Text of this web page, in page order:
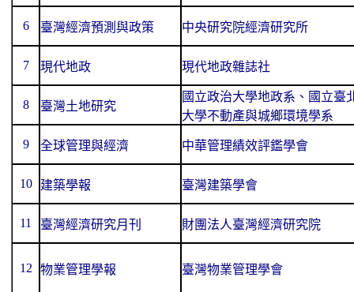
6 臺灣經濟預測與政策 中央研究院經濟研究所
7 現代地政 現代地政雜誌社
8 臺灣土地研究
國立政治大學地政系、國立臺
大學不動產與城鄉環境學系
9 全球管理與經濟 中華管理績效評鑑學會
10 建築學報 臺灣建築學會
11 臺灣經濟研究月刊 財團法人臺灣經濟研究院
12 物業管理學報 臺灣物業管理學會